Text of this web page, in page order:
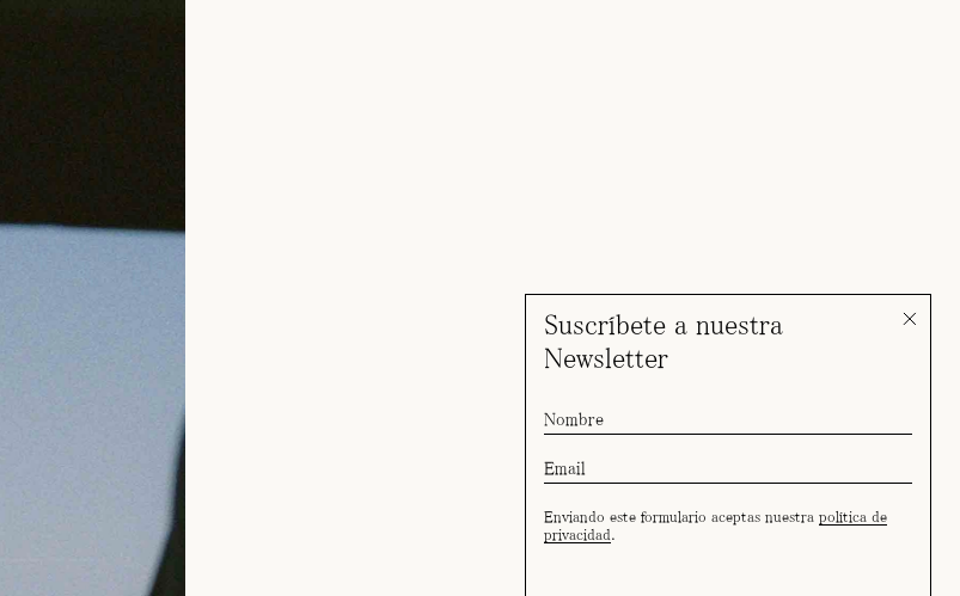
Suscríbete a nuestra
Newsletter
Enviando este formulario aceptas nuestra política de
privacidad.